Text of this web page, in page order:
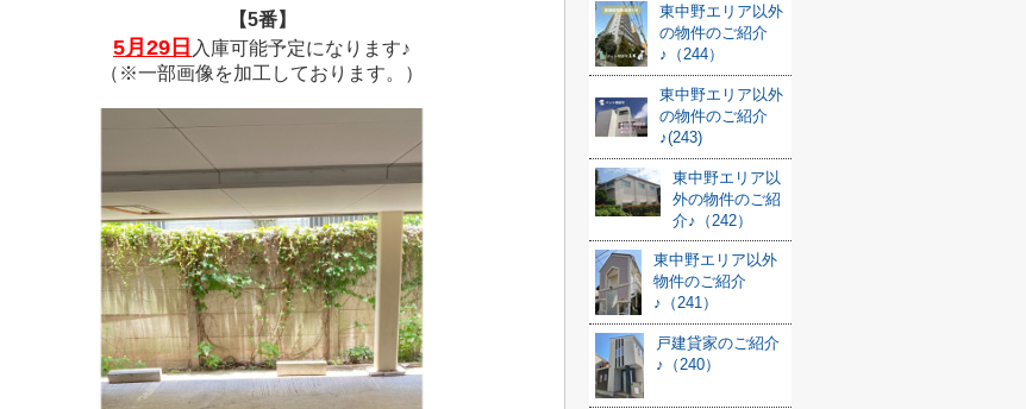
【5番】
5月29日 入庫可能予定になります♪
（※一部画像を加工しております。）
東中野エリア以外
の物件のご紹介
♪（244）
東中野エリア以外
の物件のご紹介
♪(243)
東中野エリア以
外の物件のご紹
介♪（242）
東中野エリア以外
物件のご紹介
♪（241）
戸建貸家のご紹介
♪（240）